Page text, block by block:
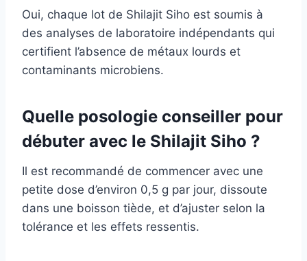
Oui, chaque lot de Shilajit Siho est soumis à
des analyses de laboratoire indépendants qui
certifient l’absence de métaux lourds et
contaminants microbiens.
Quelle posologie conseiller pour
débuter avec le Shilajit Siho ?
Il est recommandé de commencer avec une
petite dose d’environ 0,5 g par jour, dissoute
dans une boisson tiède, et d’ajuster selon la
tolérance et les effets ressentis.